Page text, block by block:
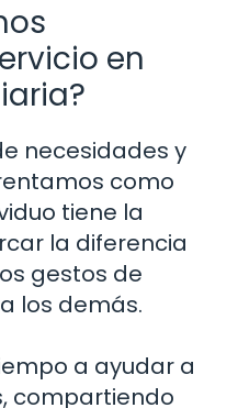
en
necesidades y
como
tiene la
la diferencia
gestos de
los demás.
a ayudar a
compartiendo